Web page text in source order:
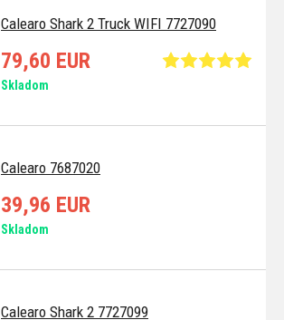
Calearo Shark 2 Truck WIFI 7727090
79,60 EUR
Skladom
Calearo 7687020
39,96 EUR
Skladom
Calearo Shark 2 7727099